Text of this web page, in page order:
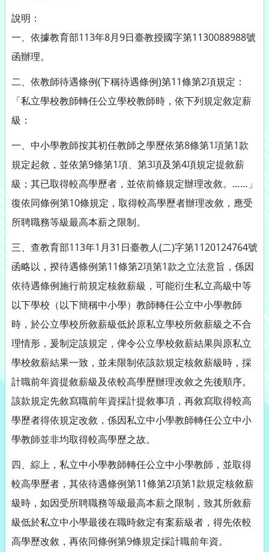
說明：
一、依據教育部113年8月9日臺教授國字第1130088988號
函辦理。
二、依教師待遇條例(下稱待遇條例)第11條第2項規定：
「私立學校教師轉任公立學校教師時，依下列規定敘定薪
級：
一、中小學教師按其初任教師之學歷依第8條第1項第1款
規定起敘，並依第9條第1項、第3項及第4項規定提敘薪
級；其已取得較高學歷者，並依前條規定辦理改敘。……」
復依同條例第10條規定，取得較高學歷者辦理改敘，應受
所聘職務等級最高本薪之限制。
三、查教育部113年1月31日臺教人(二)字第1120124764號
函略以，揆待遇條例第11條第2項第1款之立法意旨，係因
依待遇條例施行前規定核敘薪級，可能衍生私立高級中等
以下學校（以下簡稱中小學）教師轉任公立中小學教師
時，於公立學校所敘薪級低於原私立學校所敘薪級之不合
理情形，爰制定該規定，俾令公立學校敘薪結果與原私立
學校敘薪結果一致，並未限制依該款規定核敘薪級時，採
計職前年資提敘薪級及依較高學歷辦理改敘之先後順序。
該款規定先敘寫職前年資採計提敘事項，再敘寫取得較高
學歷者得依規定改敘，係因私立中小學教師轉任公立中小
學教師並非均取得較高學歷之故。
四、綜上，私立中小學教師轉任公立中小學教師，並取得
較高學歷者，其依待遇條例第11條第2項第1款規定核敘薪
級時，如因受所聘職務等級最高本薪之限制，致其所敘薪
級低於私立中小學最後在職時敘定有案薪級者，得先依較
高學歷改敘，再依同條例第9條規定採計職前年資。